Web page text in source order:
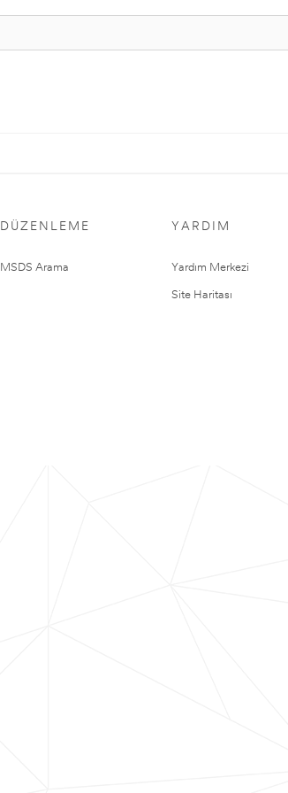
DÜZENLEME
MSDS Arama
YARDIM
Yardım Merkezi
Site Haritası